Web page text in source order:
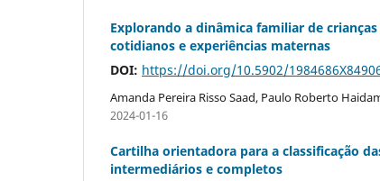
Explorando a dinâmica familiar de
cotidianos e experiências maternas
DOI: https://doi.org/10.5902/
Amanda Pereira Risso Saad, Paulo Roberto
2024-01-16
Cartilha orientadora para a classificação
intermediários e completos